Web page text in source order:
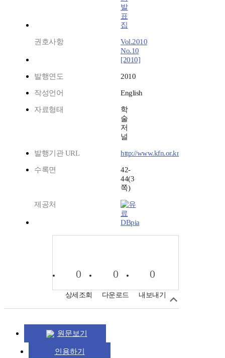
발
표
집
권호사항
Vol.2010
No.10
[2010]
발행연도 2010
작성언어 English
자료형태
학
술
저
널
발행기관 URL http://www.kfn.or.kr
수록면
42-
44(3
쪽)
제공처
DBpia
0
상세조회
0
다운로드
0
내보내기
원문보기
인용하기